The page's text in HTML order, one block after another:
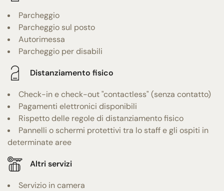
Parcheggio
Parcheggio sul posto
Autorimessa
Parcheggio per disabili
Distanziamento fisico
Check-in e check-out "contactless" (senza contatto)
Pagamenti elettronici disponibili
Rispetto delle regole di distanziamento fisico
Pannelli o schermi protettivi tra lo staff e gli ospiti in
determinate aree
Altri servizi
Servizio in camera